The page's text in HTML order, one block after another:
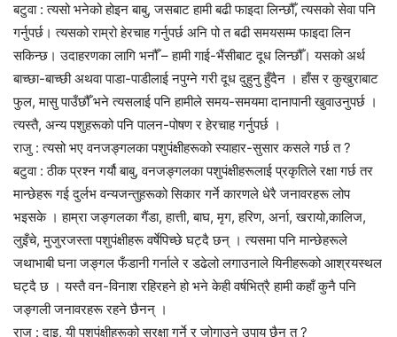
बटुवा : त्यसो भनेको होइन बाबु, जसबाट हामी बढी फाइदा लिन्छौँ, त्यसको सेवा पनि
गर्नुपर्छ। त्यसको राम्रो हेरचाह गर्नुपर्छ अनि पो त बढी समयसम्म फाइदा लिन
सकिन्छ। उदाहरणका लागि भनौँ – हामी गाई-भैंसीबाट दूध लिन्छौँ। यसको अर्थ
बाच्छा-बाच्छी अथवा पाडा-पाडीलाई नपुग्ने गरी दूध दुहुनु हुँदैन । हाँस र कुखुराबाट
फुल, मासु पाउँछौँ भने त्यसलाई पनि हामीले समय-समयमा दानापानी खुवाउनुपर्छ ।
त्यस्तै, अन्य पशुहरूको पनि पालन-पोषण र हेरचाह गर्नुपर्छ ।
राजु : त्यसो भए वनजङ्गलका पशुपंक्षीहरूको स्याहार-सुसार कसले गर्छ त ?
बटुवा : ठीक प्रश्न गर्यौ बाबु, वनजङ्गलका पशुपंक्षीहरूलाई प्रकृतिले रक्षा गर्छ तर
मान्छेहरू गई दुर्लभ वन्यजन्तुहरूको सिकार गर्ने कारणले धेरै जनावरहरू लोप
भइसके । हाम्रा जङ्गलका गैंडा, हात्ती, बाघ, मृग, हरिण, अर्ना, खरायो,कालिज,
लुइँचे, मुजुरजस्ता पशुपंक्षीहरू वर्षेपिच्छे घट्दै छन् । त्यसमा पनि मान्छेहरूले
जथाभाबी घना जङ्गल फँडानी गर्नाले र डढेलो लगाउनाले यिनीहरूको आश्रयस्थल
घट्दै छ । यस्तै वन-विनाश रहिरहने हो भने केही वर्षभित्रै हामी कहाँ कुनै पनि
जङ्गली जनावरहरू रहने छैनन् ।
राजु : दाइ, यी पशुपंक्षीहरूको सुरक्षा गर्ने र जोगाउने उपाय छैन त ?